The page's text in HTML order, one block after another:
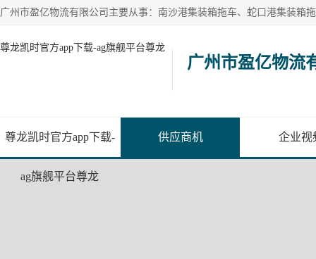
尊龙凯时官方app下载-ag旗舰平台尊龙
广州市盈亿物流
尊龙凯时官方app下载-
ag旗舰平台尊龙
供应商机 企业视